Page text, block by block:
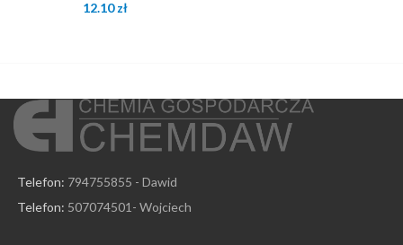
12.10zł
Telefon: 794755855 - Dawid
Telefon: 507074501- Wojciech